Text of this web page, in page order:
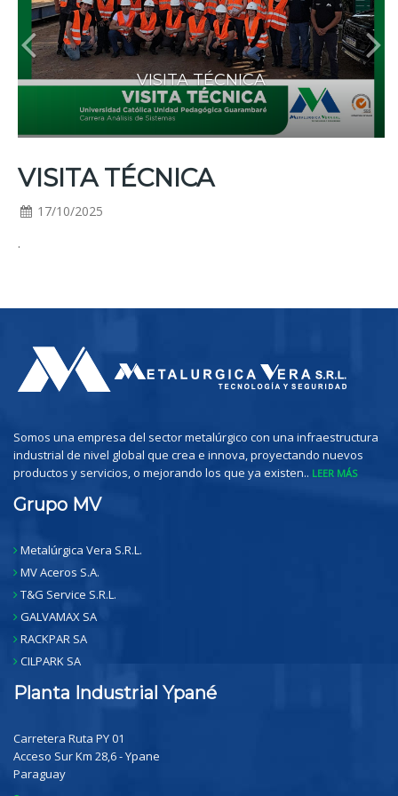
VISITA TÉCNICA
VISITA TÉCNICA
17/10/2025
.
Somos una empresa del sector metalúrgico con una infraestructura
industrial de nivel global que crea e innova, proyectando nuevos
productos y servicios, o mejorando los que ya existen.. LEER MÁS
Grupo MV
Metalúrgica Vera S.R.L.
MV Aceros S.A.
T&G Service S.R.L.
GALVAMAX SA
RACKPAR SA
CILPARK SA
Planta Industrial Ypané
Carretera Ruta PY 01
Acceso Sur Km 28,6 - Ypane
Paraguay